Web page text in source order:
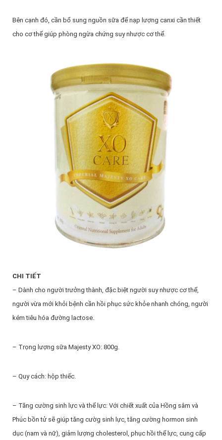
Bên cạnh đó, cần bổ sung nguồn sữa để nạp lượng canxi cần thiết
cho cơ thể giúp phòng ngừa chứng suy nhược cơ thể.
CHI TIẾT
– Dành cho người trưởng thành, đặc biệt người suy nhược cơ thể,
người vừa mới khỏi bệnh cần hồi phục sức khỏe nhanh chóng, người
kém tiêu hóa đường lactose.
– Trọng lượng sữa Majesty XO: 800g.
– Quy cách: hộp thiếc.
– Tăng cường sinh lực và thể lực: Với chiết xuất của Hồng sâm và
Phúc bồn tử sẽ giúp tăng cườg sinh lực, tăng cường hormon sinh
dục (nam và nữ), giảm lượng cholesterol, phục hồi thể lực, cung cấp